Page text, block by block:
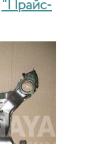
"Прайс-